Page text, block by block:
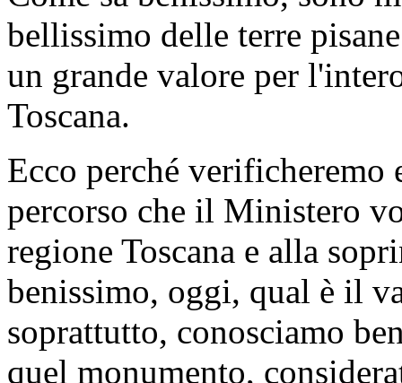
parte del Ministero a
verifica e delle possibili
riguarda il crollo delle
Presidente, per suo
conosciamo le grandi
per il grandissimo
benissimo le difficoltà,
staticità e le varie
come le mura di Volterra.